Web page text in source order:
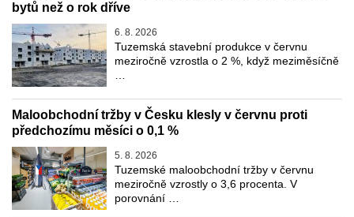
bytů než o rok dříve
6. 8. 2026
Tuzemská stavební produkce v červnu
meziročně vzrostla o 2 %, když meziměsíčně
Maloobchodní tržby v Česku klesly v červnu proti
předchozímu měsíci o 0,1 %
5. 8. 2026
Tuzemské maloobchodní tržby v červnu
meziročně vzrostly o 3,6 procenta. V
porovnání …